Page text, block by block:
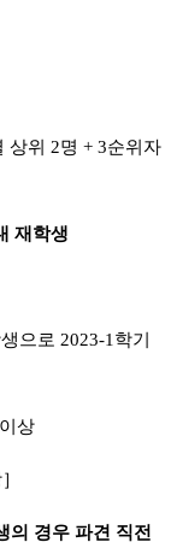
상위 2명 + 3순위자
재학생
으로 2023-1 학기
이상
］
의 경우 파견 직전